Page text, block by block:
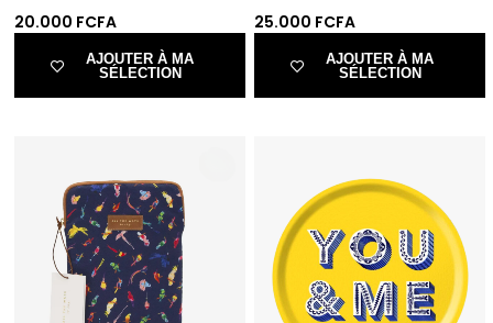
20.000 FCFA
AJOUTER À MA
SÉLECTION
25.000 FCFA
AJOUTER À MA
SÉLECTION